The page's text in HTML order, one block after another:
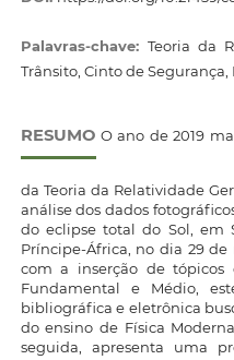
Palavras-chave: Teoria da
Trânsito, Cinto de Segurança,
RESUMO O ano de 2019
da Teoria da Relatividade
análise dos dados
do eclipse total do Sol, em
Príncipe-África, no dia 29 de
com a inserção de tópicos
Fundamental e Médio,
bibliográfica e eletrônica
do ensino de Física
seguida, apresenta uma